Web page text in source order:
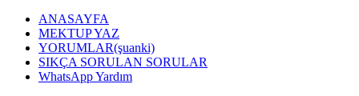
ANASAYFA
MEKTUP YAZ
YORUMLAR(şuanki)
SIKÇA SORULAN SORULAR
WhatsApp Yardım